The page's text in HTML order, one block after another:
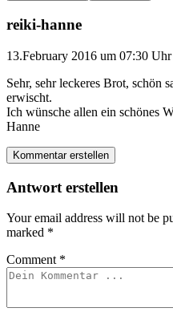
reiki-hanne
13.February 2016 um 07:30 Uhr
Sehr, sehr leckeres Brot, schön
erwischt.
Ich wünsche allen ein schönes
Hanne
Kommentar erstellen
Antwort erstellen
Your email address will not be
marked *
Comment *